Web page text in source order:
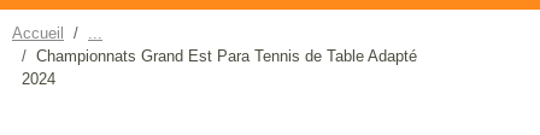
Accueil
Championnats Grand Est Para Tennis de Table Adapté
2024